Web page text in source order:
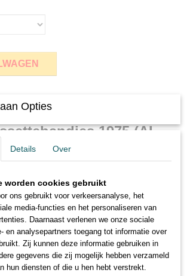
1975 (AI
ronde hals en korte mouwen. Materiaal 100%
gewassen wordt zal u er nog langer
S tot en met 5XL bekijk de maattaabel hieronder
u nodig heeft.
Opties
Details Over
worden cookies gebruikt
ons gebruikt voor verkeersanalyse, het
media-functies en het personaliseren van
Daarnaast verlenen we onze sociale
en analysepartners toegang tot informatie over
Zij kunnen deze informatie gebruiken in
gegevens die zij mogelijk hebben verzameld
hun diensten of die u hen hebt verstrekt.